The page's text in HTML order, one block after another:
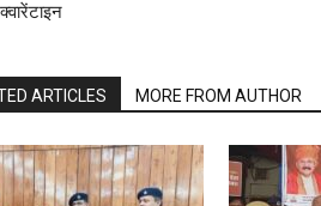
ARTICLES MORE FROM AUTHOR